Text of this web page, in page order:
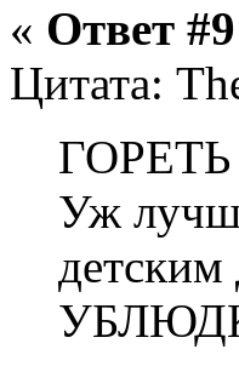
« Ответ
Цитата:
Уж